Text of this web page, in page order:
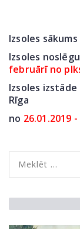
Izsoles
Izsoles
februārī no
Izsoles
Rīga
no 26.01.2019